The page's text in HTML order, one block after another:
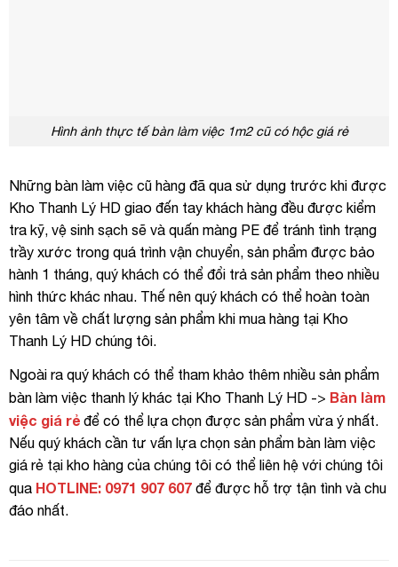
Hình ảnh thực tế bàn làm việc 1m2 cũ có hộc giá rẻ
Những bàn làm việc cũ hàng đã qua sử dụng trước khi được
Kho Thanh Lý HD giao đến tay khách hàng đều được kiểm
tra kỹ, vệ sinh sạch sẽ và quấn màng PE để tránh tình trạng
trầy xước trong quá trình vận chuyển, sản phẩm được bảo
hành 1 tháng, quý khách có thể đổi trả sản phẩm theo nhiều
hình thức khác nhau. Thế nên quý khách có thể hoàn toàn
yên tâm về chất lượng sản phẩm khi mua hàng tại Kho
Thanh Lý HD chúng tôi.
Ngoài ra quý khách có thể tham khảo thêm nhiều sản phẩm
bàn làm việc thanh lý khác tại Kho Thanh Lý HD -> Bàn làm
việc giá rẻ để có thể lựa chọn được sản phẩm vừa ý nhất.
Nếu quý khách cần tư vấn lựa chọn sản phẩm bàn làm việc
giá rẻ tại kho hàng của chúng tôi có thể liên hệ với chúng tôi
qua HOTLINE: 0971 907 607 để được hỗ trợ tận tình và chu
đáo nhất.